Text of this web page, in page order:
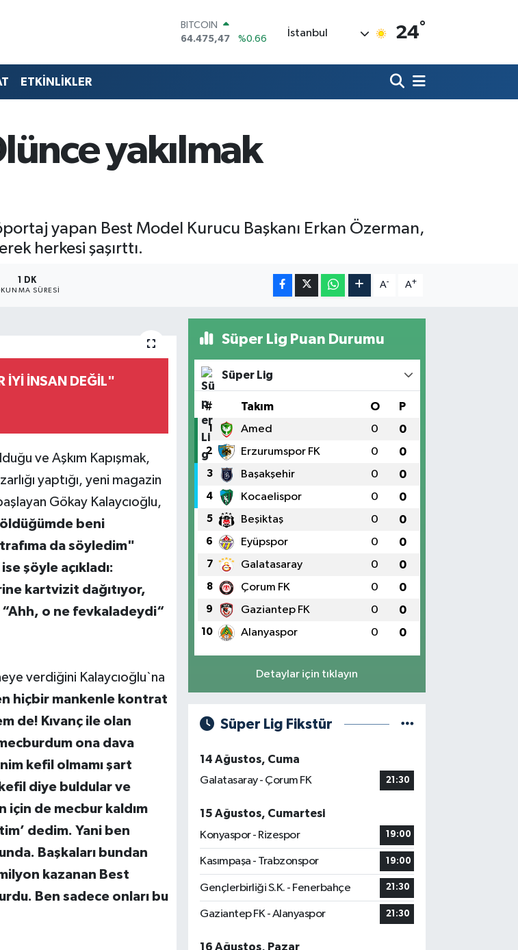
DOLAR
47,5971
%0.05
BİST100
13.703
%0
İstanbul 24°
ETKİNLİKLER
yakılmak
yapan Best Model Kurucu Başkanı Erkan Özerman,
herkesi şaşırttı.
1 DK
SÜRESI
A- A+
İYİ İNSAN DEĞİL"
ve Aşkım Kapışmak,
yaptığı, yeni magazin
Gökay Kalaycıoğlu,
beni
da söyledim"
şöyle açıkladı:
kartvizit dağıtıyor,
o ne fevkaladeydi“
verdiğini Kalaycıoğlu`na
hiçbir mankenle kontrat
de! Kıvanç ile olan
ona dava
kefil olmamı şart
diye buldular ve
için de mecbur kaldım
dedim. Yani ben
Başkaları bundan
kazanan Best
Ben sadece onları bu
Süper Lig Puan Durumu
Süper Lig
# Takım O P
1 Amed 0 0
2 Erzurumspor FK 0 0
3 Başakşehir 0 0
4 Kocaelispor 0 0
5 Beşiktaş 0 0
6 Eyüpspor 0 0
7 Galatasaray 0 0
8 Çorum FK 0 0
9 Gaziantep FK 0 0
10 Alanyaspor 0 0
Detaylar için tıklayın
Süper Lig Fikstür
14 Ağustos, Cuma
Galatasaray - Çorum FK
21:30
15 Ağustos, Cumartesi
Konyaspor - Rizespor
19:00
Kasımpaşa - Trabzonspor 19:00
Gençlerbirliği S.K. - Fenerbahçe 21:30
Gaziantep FK - Alanyaspor 21:30
16 Ağustos, Pazar